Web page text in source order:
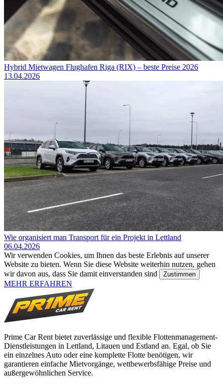
Hybrid Mietwagen Flughafen Riga (RIX) – beste Preise 2026
13.04.2026
Wie organisiert man Transport für ein Projekt in Lettland
06.04.2026
Wir verwenden Cookies, um Ihnen das beste Erlebnis auf unserer
Website zu bieten. Wenn Sie diese Website weiterhin nutzen, gehen
wir davon aus, dass Sie damit einverstanden sind
Zustimmen
MEHR ERFAHREN
Prime Car Rent bietet zuverlässige und flexible Flottenmanagement-
Dienstleistungen in Lettland, Litauen und Estland an. Egal, ob Sie
ein einzelnes Auto oder eine komplette Flotte benötigen, wir
garantieren einfache Mietvorgänge, wettbewerbsfähige Preise und
außergewöhnlichen Service.